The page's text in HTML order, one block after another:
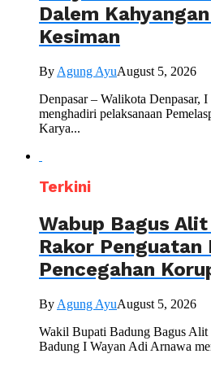
Dalem
Kesiman
By Agung AyuAugust 5, 2026
Denpasar – Walikota Denpasar,
menghadiri pelaksanaan
Karya...
Terkini
Wabup Bagus
Rakor
Pencegahan
By Agung AyuAugust 5, 2026
Wakil Bupati Badung Bagus
Badung I Wayan Adi Arnawa